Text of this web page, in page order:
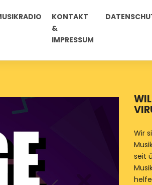
KONTAKT
&
IMPRESSUM
Air Festival Vorschau für
+ Stoffel +
Wir
seit